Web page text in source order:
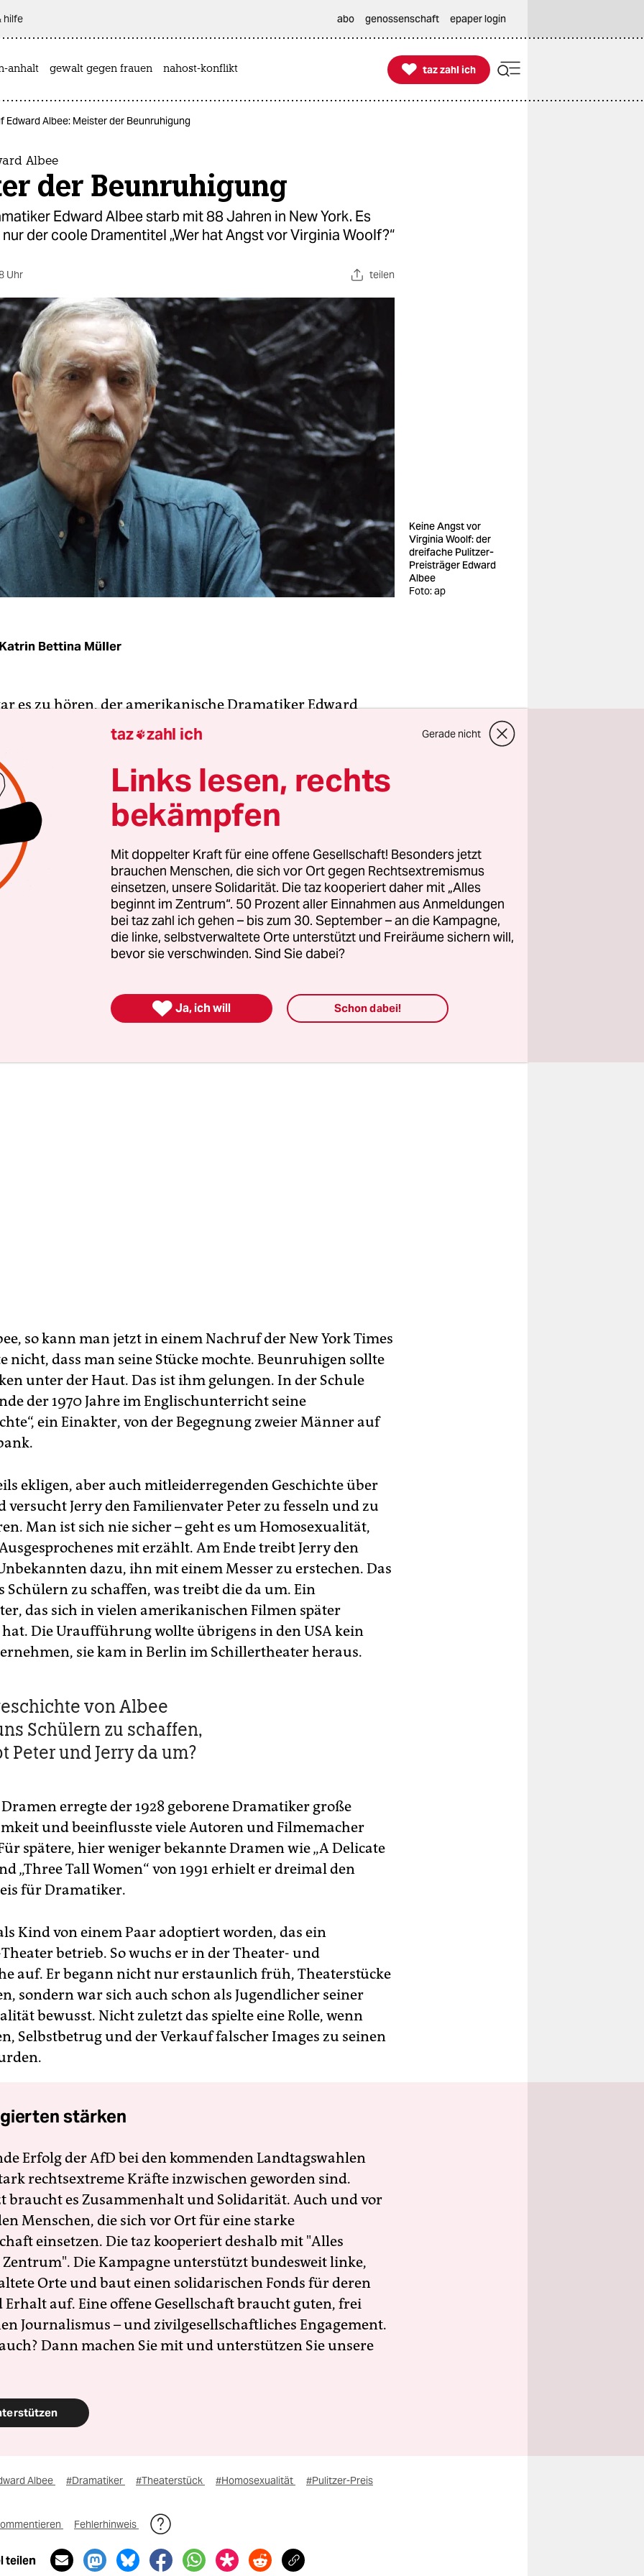
hilfe abo genossenschaft epaper login
anhalt gewalt gegen frauen nahost-konflikt 
taz zahl ich
taz zahl ich
Edward Albee: Meister der Beunruhigung
Albee
der Beunruhigung
Edward Albee starb mit 88 Jahren in New York. Es
der coole Dramentitel „Wer hat Angst vor Virginia Woolf?“
Uhr teilen
Keine Angst vor
Virginia Woolf: der
dreifache Pulitzer-
Preisträger Edward
Albee
Foto: ap
Katrin Bettina Müller
es zu hören, der amerikanische Dramatiker Edward
Es ist ein Filmbild, das mit seinem Namen sofort
Elizabeth Taylor, leicht alkoholisiert, mit hochtoupierten
Haaren und in engen schwarzen Hosen, die Hüften
mit dem Satz „An die Gewehre, junger Mann“ einen
zum Tanzen auffordert, provozierend vor den Augen des
ich die 1966 entstandene Verfilmung von Albees
Drama „Wer hat Angst vor Virginia Woolf?“, das zur Mutter
werden sollte, gesehen, höchst aufregendes Kino
Wie sich Aufsässigkeit mit sexuellem Begehren
emanzipative Gesten sich mit dem Absturz in Alkohol
die mitreißen, obwohl man sie nicht versteht, all das lag in
Viel Stoff, um mit meiner älteren Schwester lange
so kann man jetzt in einem Nachruf der New York Times
nicht, dass man seine Stücke mochte. Beunruhigen sollte
unter der Haut. Das ist ihm gelungen. In der Schule
der 1970 Jahre im Englischunterricht seine
ein Einakter, von der Begegnung zweier Männer auf
ekligen, aber auch mitleiderregenden Geschichte über
versucht Jerry den Familienvater Peter zu fesseln und zu
Man ist sich nie sicher – geht es um Homosexualität,
mit erzählt. Am Ende treibt Jerry den
dazu, ihn mit einem Messer zu erstechen. Das
Schülern zu schaffen, was treibt die da um. Ein
das sich in vielen amerikanischen Filmen später
Die Uraufführung wollte übrigens in den USA kein
sie kam in Berlin im Schillertheater heraus.
von Albee
Schülern zu schaffen,
Peter und Jerry da um?
erregte der 1928 geborene Dramatiker große
und beeinflusste viele Autoren und Filmemacher
spätere, hier weniger bekannte Dramen wie „A Delicate
„Three Tall Women“ von 1991 erhielt er dreimal den
für Dramatiker.
Kind von einem Paar adoptiert worden, das ein
betrieb. So wuchs er in der Theater- und
auf. Er begann nicht nur erstaunlich früh, Theaterstücke
sondern war sich auch schon als Jugendlicher seiner
bewusst. Nicht zuletzt das spielte eine Rolle, wenn
Selbstbetrug und der Verkauf falscher Images zu seinen
stärken
Erfolg der AfD bei den kommenden Landtagswahlen
rechtsextreme Kräfte inzwischen geworden sind.
braucht es Zusammenhalt und Solidarität. Auch und vor
Menschen, die sich vor Ort für eine starke
einsetzen. Die taz kooperiert deshalb mit "Alles
Die Kampagne unterstützt bundesweit linke,
Orte und baut einen solidarischen Fonds für deren
Erhalt auf. Eine offene Gesellschaft braucht guten, frei
Journalismus – und zivilgesellschaftliches Engagement.
Dann machen Sie mit und unterstützen Sie unsere
Albee #Dramatiker #Theaterstück #Homosexualität #Pulitzer-Preis
Fehlerhinweis
teilen
taz zahl ich Gerade nicht
Links lesen, rechts
bekämpfen
Mit doppelter Kraft für eine offene Gesellschaft! Besonders jetzt
brauchen Menschen, die sich vor Ort gegen Rechtsextremismus
einsetzen, unsere Solidarität. Die taz kooperiert daher mit „Alles
beginnt im Zentrum“. 50 Prozent aller Einnahmen aus Anmeldungen
bei taz zahl ich gehen – bis zum 30. September – an die Kampagne,
die linke, selbstverwaltete Orte unterstützt und Freiräume sichern will,
bevor sie verschwinden. Sind Sie dabei?
 Ja, ich will Schon dabei!